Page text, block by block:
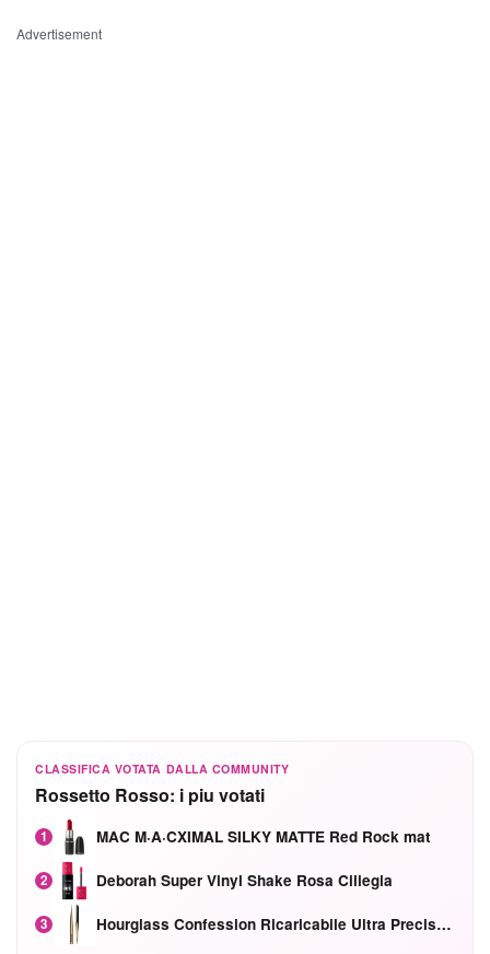
Advertisement
CLASSIFICA VOTATA DALLA COMMUNITY
Rossetto Rosso: i piu votati
1 MAC M·A·CXIMAL SILKY MATTE Red Rock mat
2 Deborah Super Vinyl Shake Rosa Ciliegia
3 Hourglass Confession Ricaricabile Ultra Preciso Ad Alta Intensità Secretly Classic Red